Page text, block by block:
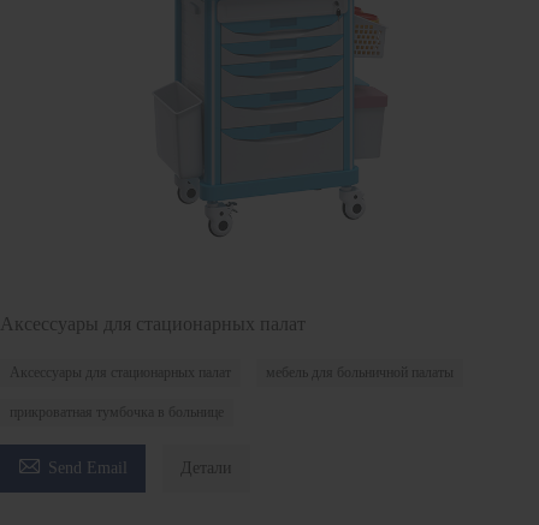
Аксессуары для стационарных палат
Аксессуары для стационарных палат мебель для больничной палаты
прикроватная тумбочка в больнице
 Send Email Детали